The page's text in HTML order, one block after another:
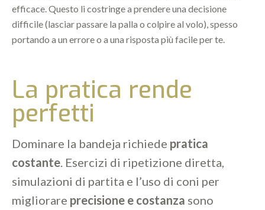
efficace. Questo li costringe a prendere una decisione
difficile (lasciar passare la palla o colpire al volo), spesso
portando a un errore o a una risposta più facile per te.
La pratica rende
perfetti
Dominare la bandeja richiede pratica
costante. Esercizi di ripetizione diretta,
simulazioni di partita e l’uso di coni per
migliorare precisione e costanza sono